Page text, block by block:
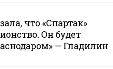
что «Спартак»
Он будет
— Гладилин